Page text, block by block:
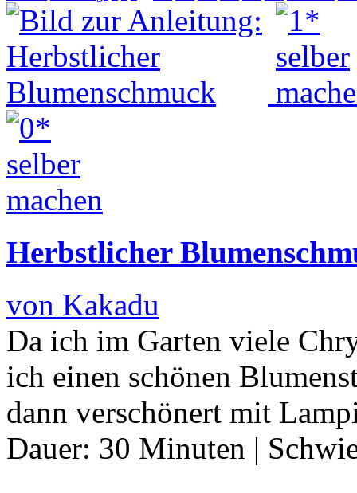
Herbstlicher
von Kakadu
Da ich im Garten viele
ich einen schönen
dann verschönert mit
Dauer: 30 Minuten |